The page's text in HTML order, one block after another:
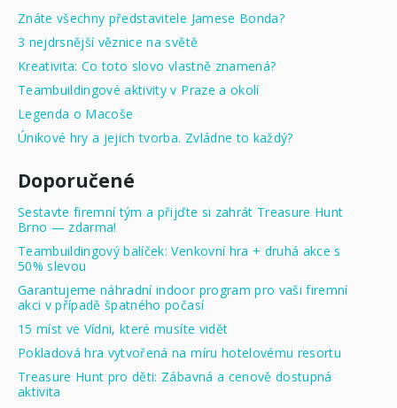
Znáte všechny představitele Jamese Bonda?
3 nejdrsnější věznice na světě
Kreativita: Co toto slovo vlastně znamená?
Teambuildingové aktivity v Praze a okolí
Legenda o Macoše
Únikové hry a jejich tvorba. Zvládne to každý?
Doporučené
Sestavte firemní tým a přijďte si zahrát Treasure Hunt
Brno — zdarma!
Teambuildingový balíček: Venkovní hra + druhá akce s
50% slevou
Garantujeme náhradní indoor program pro vaši firemní
akci v případě špatného počasí
15 míst ve Vídni, které musíte vidět
Pokladová hra vytvořená na míru hotelovému resortu
Treasure Hunt pro děti: Zábavná a cenově dostupná
aktivita